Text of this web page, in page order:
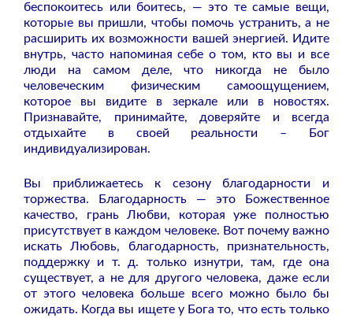
беспокоитесь или боитесь, — это те самые вещи,
которые вы пришли, чтобы помочь устранить, а не
расширить их возможности вашей энергией. Идите
внутрь, часто напоминая себе о том, кто вы и все
люди на самом деле, что никогда не было
человеческим физическим самоощущением,
которое вы видите в зеркале или в новостях.
Признавайте, принимайте, доверяйте и всегда
отдыхайте в своей реальности – Бог
индивидуализирован.
Вы приближаетесь к сезону благодарности и
торжества. Благодарность — это Божественное
качество, грань Любви, которая уже полностью
присутствует в каждом человеке. Вот почему важно
искать Любовь, благодарность, признательность,
поддержку и т. д. только изнутри, там, где она
существует, а не для другого человека, даже если
от этого человека больше всего можно было бы
ожидать. Когда вы ищете у Бога то, что есть только